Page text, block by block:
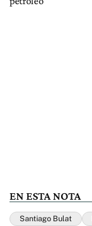
EN ESTA NOTA
Santiago Bulat